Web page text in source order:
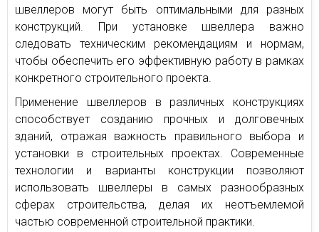
швеллеров могут быть оптимальными для разных
конструкций. При установке швеллера важно
следовать техническим рекомендациям и нормам,
чтобы обеспечить его эффективную работу в рамках
конкретного строительного проекта.
Применение швеллеров в различных конструкциях
способствует созданию прочных и долговечных
зданий, отражая важность правильного выбора и
установки в строительных проектах. Современные
технологии и варианты конструкции позволяют
использовать швеллеры в самых разнообразных
сферах строительства, делая их неотъемлемой
частью современной строительной практики.